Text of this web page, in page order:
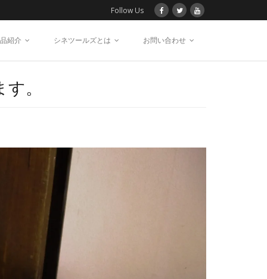
Follow Us
紹介 シネツールズとは お問い合わせ
。